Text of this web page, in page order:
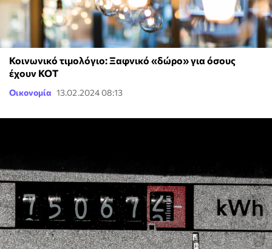
Κοινωνικό τιμολόγιο: Ξαφνικό «δώρο» για όσους
έχουν ΚΟΤ
Οικονομία 13.02.2024 08:13